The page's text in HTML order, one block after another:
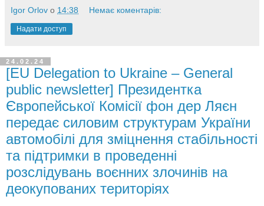
Igor Orlov о 14:38 Немає коментарів:
Надати доступ
24.02.24
[EU Delegation to Ukraine – General
public newsletter] Президентка
Європейської Комісії фон дер Ляєн
передає силовим структурам України
автомобілі для зміцнення стабільності
та підтримки в проведенні
розслідувань воєнних злочинів на
деокупованих територіях